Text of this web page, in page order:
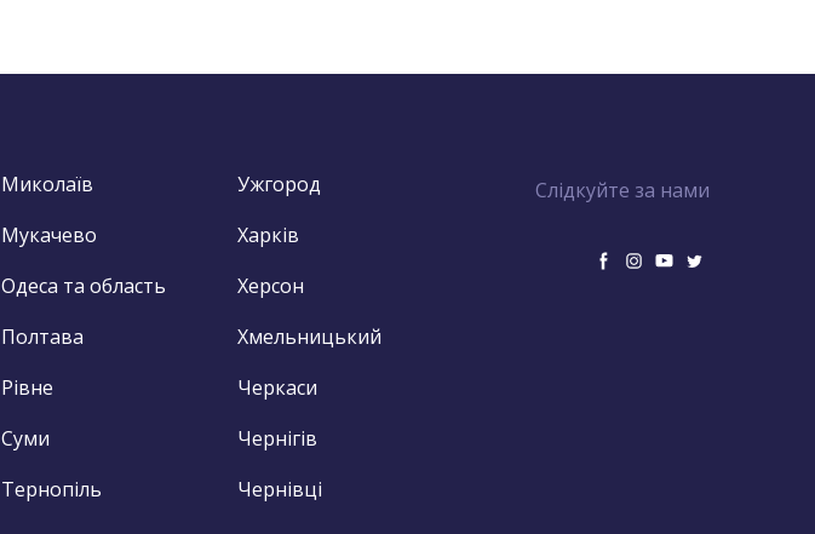
Миколаїв
Мукачево
Одеса та область
Полтава
Рівне
Суми
Тернопіль
Ужгород
Харків
Херсон
Хмельницький
Черкаси
Чернігів
Чернівці
Слідкуйте за нами